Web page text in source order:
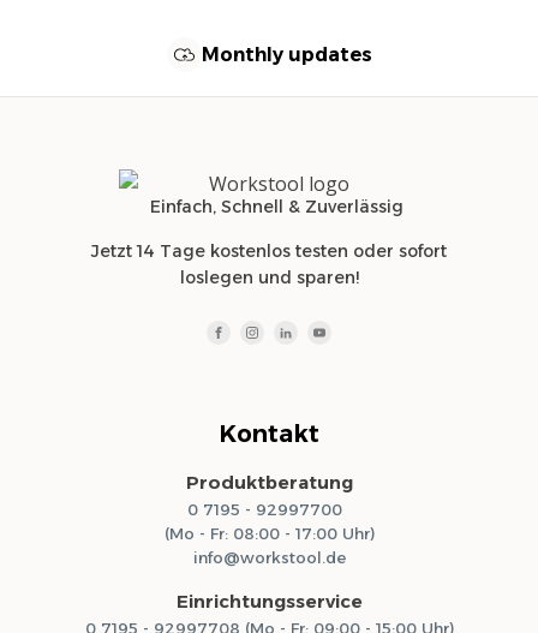
Monthly updates
Einfach, Schnell & Zuverlässig
Jetzt 14 Tage kostenlos testen oder sofort
loslegen und sparen!
Kontakt
Produktberatung
0 7195 - 92997700
(Mo - Fr: 08:00 - 17:00 Uhr)
info@workstool.de
Einrichtungsservice
0 7195 - 92997708 (Mo - Fr: 09:00 - 15:00 Uhr)